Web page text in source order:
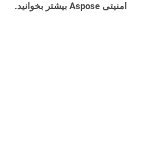
امنیتی Aspose بیشتر بخوانید.